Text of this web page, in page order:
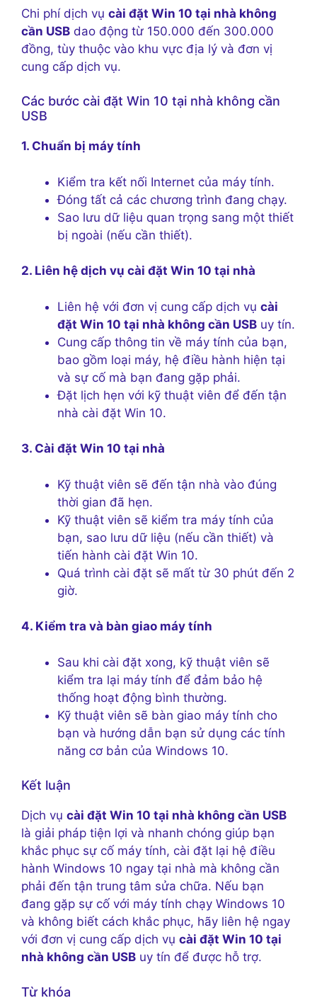
Chi phí dịch vụ cài đặt Win 10 tại nhà không
cần USB dao động từ 150.000 đến 300.000
đồng, tùy thuộc vào khu vực địa lý và đơn vị
cung cấp dịch vụ.
Các bước cài đặt Win 10 tại nhà không cần
USB
1. Chuẩn bị máy tính
Kiểm tra kết nối Internet của máy tính.
Đóng tất cả các chương trình đang chạy.
Sao lưu dữ liệu quan trọng sang một thiết
bị ngoài (nếu cần thiết).
2. Liên hệ dịch vụ cài đặt Win 10 tại nhà
Liên hệ với đơn vị cung cấp dịch vụ cài
đặt Win 10 tại nhà không cần USB uy tín.
Cung cấp thông tin về máy tính của bạn,
bao gồm loại máy, hệ điều hành hiện tại
và sự cố mà bạn đang gặp phải.
Đặt lịch hẹn với kỹ thuật viên để đến tận
nhà cài đặt Win 10.
3. Cài đặt Win 10 tại nhà
Kỹ thuật viên sẽ đến tận nhà vào đúng
thời gian đã hẹn.
Kỹ thuật viên sẽ kiểm tra máy tính của
bạn, sao lưu dữ liệu (nếu cần thiết) và
tiến hành cài đặt Win 10.
Quá trình cài đặt sẽ mất từ 30 phút đến 2
giờ.
4. Kiểm tra và bàn giao máy tính
Sau khi cài đặt xong, kỹ thuật viên sẽ
kiểm tra lại máy tính để đảm bảo hệ
thống hoạt động bình thường.
Kỹ thuật viên sẽ bàn giao máy tính cho
bạn và hướng dẫn bạn sử dụng các tính
năng cơ bản của Windows 10.
Kết luận
Dịch vụ cài đặt Win 10 tại nhà không cần USB
là giải pháp tiện lợi và nhanh chóng giúp bạn
khắc phục sự cố máy tính, cài đặt lại hệ điều
hành Windows 10 ngay tại nhà mà không cần
phải đến tận trung tâm sửa chữa. Nếu bạn
đang gặp sự cố với máy tính chạy Windows 10
và không biết cách khắc phục, hãy liên hệ ngay
với đơn vị cung cấp dịch vụ cài đặt Win 10 tại
nhà không cần USB uy tín để được hỗ trợ.
Từ khóa